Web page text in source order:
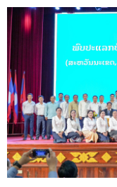
a
t
i
o
n